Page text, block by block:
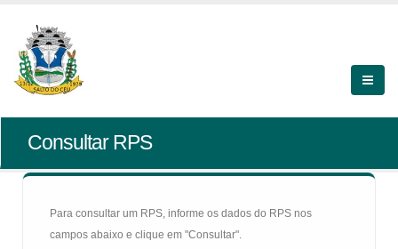
Consultar RPS
Para consultar um RPS, informe os dados do RPS nos
campos abaixo e clique em "Consultar".